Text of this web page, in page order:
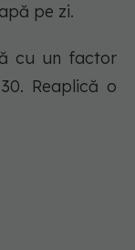
pe zi.
cu un factor
Reaplică o